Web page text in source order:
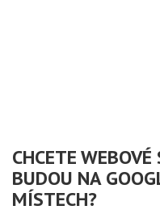
CHCETE
BUDOU NA
MÍSTECH?